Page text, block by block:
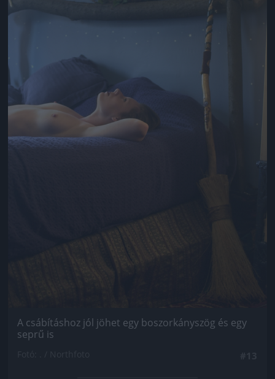
A csábításhoz jól jöhet egy boszorkányszög és egy
seprű is